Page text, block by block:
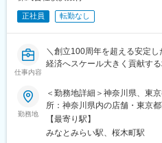
変更の範囲：本社内の異動を
社会に伴い、既存顧客の年齢
ておりますが、同社の場合顧
なっており、新たな顧客層が
おります。1人1支店の銀行を
く行い、紹介頂ける関係性を
（銀行員向けに証券の相場を
変更の範囲：会社の定める業務
正社員 転勤なし
仕事内容
＼創立100周年を超える安定
経済へスケール大きく貢献す
■職務内容：
資産家・地主のお客さま（60
り口としたアパート・マンシ
および土地の活用のご提案が
加えて、お客さまのニーズに
勤務地
＜勤務地詳細＞神奈川県、東
所：神奈川県内の店舗・東京
内全面禁煙変更の範囲：本文参
【最寄り駅】
みなとみらい駅、桜木町駅